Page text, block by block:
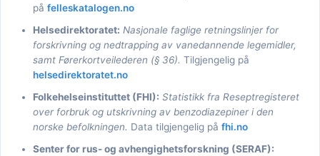
på felleskatalogen.no
Helsedirektoratet: Nasjonale faglige retningslinjer for
forskrivning og nedtrapping av vanedannende legemidler,
samt Førerkortveilederen (§ 36). Tilgjengelig på
helsedirektoratet.no
Folkehelseinstituttet (FHI): Statistikk fra Reseptregisteret
over forbruk og utskrivning av benzodiazepiner i den
norske befolkningen. Data tilgjengelig på fhi.no
Senter for rus- og avhengighetsforskning (SERAF):